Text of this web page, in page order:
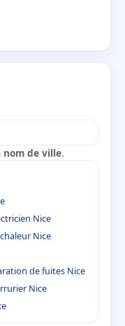
nom de ville.
Nice
Nice
de fuites Nice
Nice